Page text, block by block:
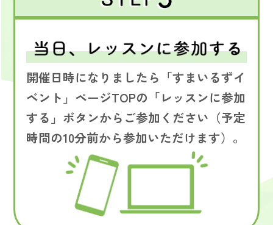
開催日時になりましたら「すまいるずイ
ベント」ページTOPの「レッスンに参加
する」ボタンからご参加ください（予定
時間の10分前から参加いただけます）。